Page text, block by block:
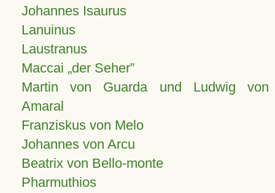
Johannes Isaurus
Lanuinus
Laustranus
Maccai „der Seher”
Martin von Guarda und Ludwig von
Amaral
Franziskus von Melo
Johannes von Arcu
Beatrix von Bello-monte
Pharmuthios